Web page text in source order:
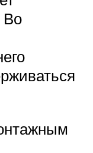
Во